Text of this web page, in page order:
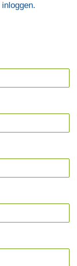
inloggen.